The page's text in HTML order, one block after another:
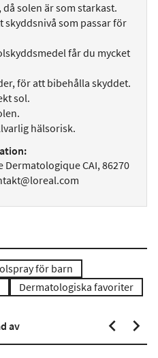
solen är som starkast.
som passar för
får du mycket
för att bibehålla skyddet.
sol.
hälsorisk.
Dermatologique CAI, 86270
för barn
Dermatologiska favoriter
av